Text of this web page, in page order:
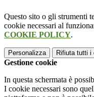
Questo sito o gli strumenti
cookie necessari al
COOKIE POLICY.
Personalizza Rifiuta tutti i
Gestione cookie
In questa schermata è
I cookie necessari sono